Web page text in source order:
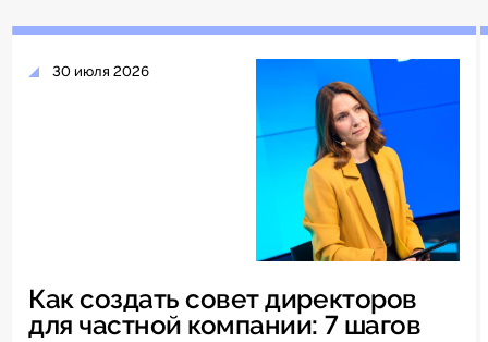
Как создать совет директоров
для частной компании: 7 шагов
30 июля 2026